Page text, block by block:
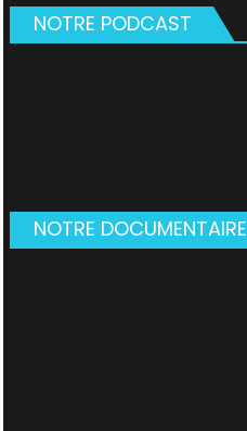
NOTRE PODCAST
NOTRE DOCUMENTAIRE